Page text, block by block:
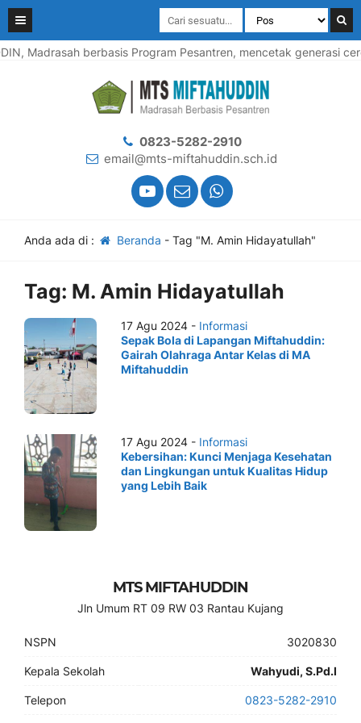
Madrasah berbasis Program Pesantren, mencetak generasi
0823-5282-2910
email@mts-miftahuddin.sch.id
Anda ada di : Beranda - Tag "M. Amin Hidayatullah"
Tag: M. Amin Hidayatullah
17 Agu 2024 - Informasi
Sepak Bola di Lapangan Miftahuddin:
Gairah Olahraga Antar Kelas di MA
Miftahuddin
17 Agu 2024 - Informasi
Kebersihan: Kunci Menjaga Kesehatan
dan Lingkungan untuk Kualitas Hidup
yang Lebih Baik
MTS MIFTAHUDDIN
Jln Umum RT 09 RW 03 Rantau Kujang
NSPN 3020830
Kepala Sekolah Wahyudi, S.Pd.I
Telepon 0823-5282-2910